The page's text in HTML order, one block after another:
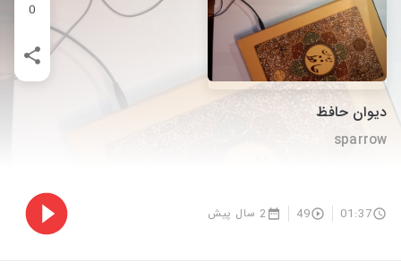
0
دیوان حافظ
sparrow
01:37
49 2 سال پیش